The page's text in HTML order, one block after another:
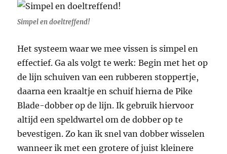
Simpel en doeltreffend!
Het systeem waar we mee vissen is simpel en
effectief. Ga als volgt te werk: Begin met het op
de lijn schuiven van een rubberen stoppertje,
daarna een kraaltje en schuif hierna de Pike
Blade-dobber op de lijn. Ik gebruik hiervoor
altijd een speldwartel om de dobber op te
bevestigen. Zo kan ik snel van dobber wisselen
wanneer ik met een grotere of juist kleinere